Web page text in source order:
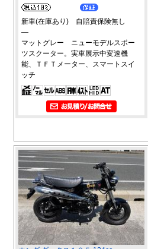
新車(在庫あり) 自賠責保険無し
―
マットグレー ニューモデルスポー
ツスクーター。実車展示中変速機
能、ＴＦＴメーター、スマートスイ
ッチ